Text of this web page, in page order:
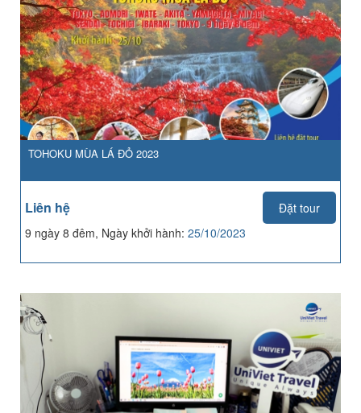
TOHOKU MÙA LÁ ĐỎ 2023
Liên hệ
Đặt tour
9 ngày 8 đêm, Ngày khởi hành: 25/10/2023